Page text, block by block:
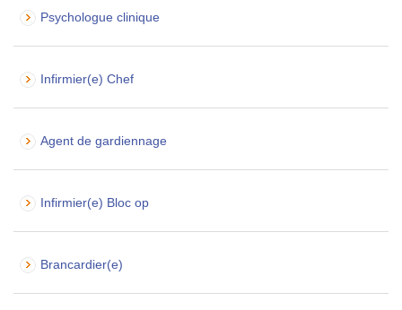
Psychologue clinique
Infirmier(e) Chef
Agent de gardiennage
Infirmier(e) Bloc op
Brancardier(e)